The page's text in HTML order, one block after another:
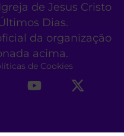
de Jesus Cristo
Dias.
da organização
acima.
de Cookies